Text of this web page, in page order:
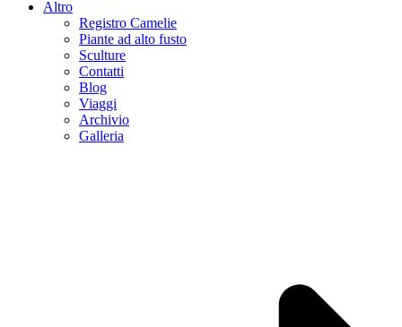
Altro
Registro Camelie
Piante ad alto fusto
Sculture
Contatti
Blog
Viaggi
Archivio
Galleria